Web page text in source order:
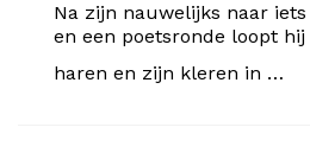
Na zijn nauwelijks naar
en een poetsronde loopt
haren en zijn kleren in …